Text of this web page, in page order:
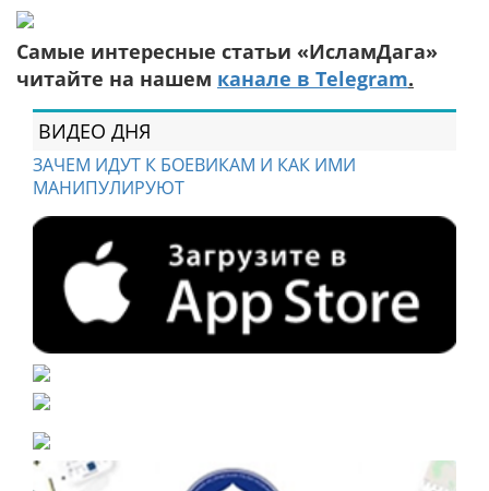
Самые интересные статьи «ИсламДага»
читайте на нашем канале в Telegram.
ВИДЕО ДНЯ
ЗАЧЕМ ИДУТ К БОЕВИКАМ И КАК ИМИ
МАНИПУЛИРУЮТ